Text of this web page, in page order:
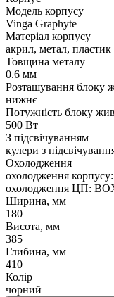
Модель корпусу
Vinga Graphyte
Матеріал корпусу
акрил, метал, пластик
Товщина металу
0.6 мм
Розташування блоку
нижнє
Потужність блоку
500 Вт
З підсвічуванням
кулери з
Охолодження
охолодження
охолодження ЦП:
Ширина, мм
180
Висота, мм
385
Глибина, мм
410
Колір
чорний